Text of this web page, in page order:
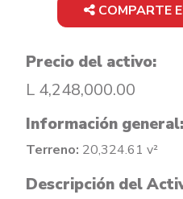
COMPARTE
Precio del activo:
L 4,248,000.00
Información general:
Terreno: 20,324.61 v²
Descripción del